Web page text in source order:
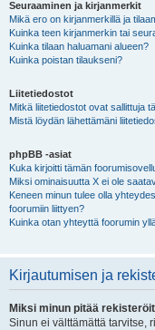
Seuraaminen ja kirjanmerkit
Mikä ero on kirjanmerkillä ja
Kuinka teen kirjanmerkin tai
Kuinka tilaan haluamani alueen?
Kuinka poistan tilaukseni?
Liitetiedostot
Mitkä liitetiedostot ovat sallittuja
Mistä löydän lähettämäni
phpBB -asiat
Kuka kirjoitti tämän
Miksi ominaisuutta X ei ole
Keneen minun tulee olla
foorumiin liittyen?
Kuinka otan yhteyttä foorumin
Kirjautumisen ja
Miksi minun pitää
Sinun ei välttämättä tarvitse,